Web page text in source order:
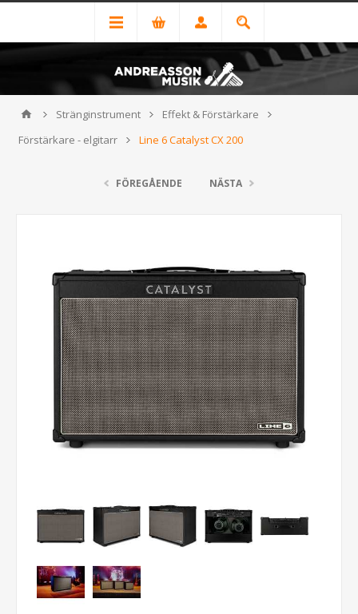
Stränginstrument
Effekt & Förstärkare
Förstärkare - elgitarr
Line 6 Catalyst CX 200
FÖREGÅENDE NÄSTA